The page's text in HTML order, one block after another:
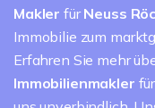
Makler fürNeuss
Immobilie zum
Erfahren Sie mehr
Immobilienmakler für